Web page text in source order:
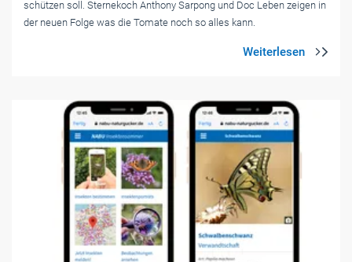
schützen soll. Sternekoch Anthony Sarpong und Doc Leben zeigen in
der neuen Folge was die Tomate noch so alles kann.